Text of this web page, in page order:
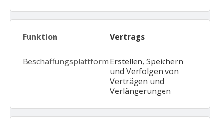
Vertrags
Erstellen, Speichern
und Verfolgen von
Verträgen und
Verlängerungen